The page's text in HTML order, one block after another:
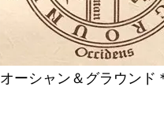
オーシャン＆グラウンド